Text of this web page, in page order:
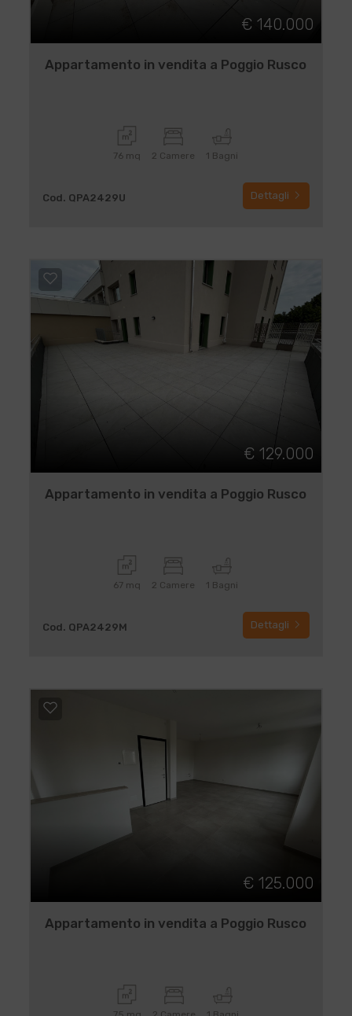
€ 140.000
Appartamento in vendita a Poggio Rusco
76 mq 2 Camere 1 Bagni
Cod. QPA2429U Dettagli
€ 129.000
Appartamento in vendita a Poggio Rusco
67 mq 2 Camere 1 Bagni
Cod. QPA2429M Dettagli
€ 125.000
Appartamento in vendita a Poggio Rusco